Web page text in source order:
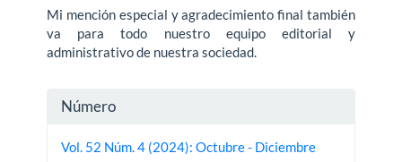
Mi mención especial y agradecimiento final también
va para todo nuestro equipo editorial y
administrativo de nuestra sociedad.
Detalles
del
Número
Vol. 52 Núm. 4 (2024): Octubre - Diciembre